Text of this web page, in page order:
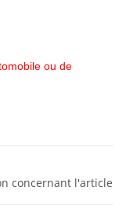
ou de
concernant l'article